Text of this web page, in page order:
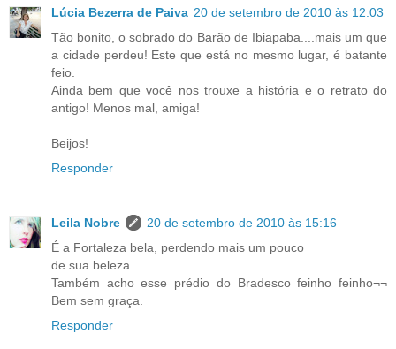
Lúcia Bezerra de Paiva 20 de setembro de 2010 às 12:03
Tão bonito, o sobrado do Barão de Ibiapaba....mais um que
a cidade perdeu! Este que está no mesmo lugar, é batante
feio.
Ainda bem que você nos trouxe a história e o retrato do
antigo! Menos mal, amiga!
Beijos!
Responder
Leila Nobre
20 de setembro de 2010 às 15:16
É a Fortaleza bela, perdendo mais um pouco
de sua beleza...
Também acho esse prédio do Bradesco feinho feinho¬¬
Bem sem graça.
Responder